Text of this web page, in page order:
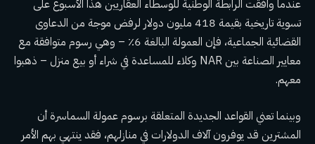
عندما وافقت الرابطة الوطنية للوسطاء العقاريين هذا الأسبوع على
تسوية تاريخية بقيمة 418 مليون دولار لرفض موجة من الدعاوى
القضائية الجماعية، فإن العمولة البالغة 6٪ – وهي رسوم متوافقة مع
معايير الصناعة بين NAR
وكلاء للمساعدة في شراء أو بيع منزل – ذهبوا
معهم.
وبينما تعني القواعد الجديدة المتعلقة برسوم عمولة السماسرة أن
المشترين قد يوفرون آلاف الدولارات في منازلهم، فقد ينتهي بهم الأمر